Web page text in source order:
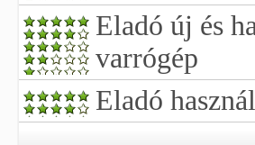
Eladó új és
varrógép
Eladó